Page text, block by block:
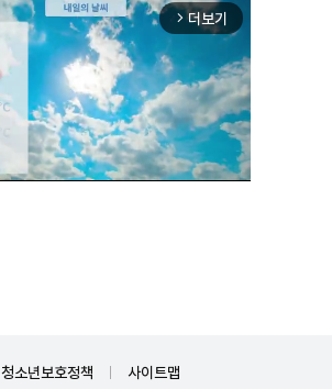
arrow_forward_ios 더보기
청소년보호정책 사이트맵